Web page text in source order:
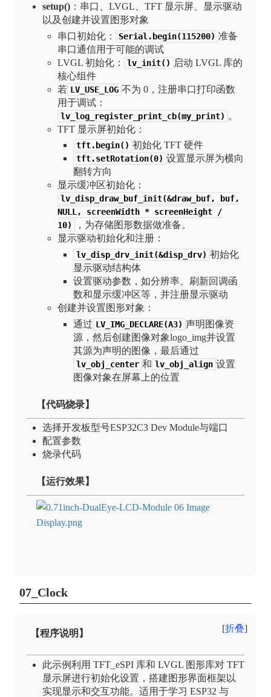
setup()：串口、LVGL、TFT 显示屏、显示驱动
以及创建并设置图形对象
串口初始化：
Serial.begin(115200) 准备
串口通信用于可能的调试
LVGL 初始化：
lv_init()
启动 LVGL 库的
核心组件
若 LV_USE_LOG 不为 0，注册串口打印函数
用于调试：
lv_log_register_print_cb(my_print) 。
TFT 显示屏初始化：
tft.begin() 初始化 TFT 硬件
tft.setRotation(0) 设置显示屏为横向
翻转方向
显示缓冲区初始化：
lv_disp_draw_buf_init(&draw_buf, buf,
NULL, screenWidth * screenHeight /
10)
，为存储图形数据做准备。
显示驱动初始化和注册：
lv_disp_drv_init(&disp_drv) 初始化
显示驱动结构体
设置驱动参数，如分辨率、刷新回调函
数和显示缓冲区等，并注册显示驱动
创建并设置图形对象：
通过 LV_IMG_DECLARE(A3) 声明图像资
源，然后创建图像对象logo_img并设置
其源为声明的图像，最后通过
lv_obj_center 和 lv_obj_align 设置
图像对象在屏幕上的位置
【代码烧录】
选择开发板型号ESP32C3 Dev Module与端口
配置参数
烧录代码
【运行效果】
07_Clock
折叠
【程序说明】
此示例利用 TFT_eSPI 库和 LVGL 图形库对 TFT
显示屏进行初始化设置，搭建图形界面框架以
实现显示和交互功能。适用于学习 ESP32 与